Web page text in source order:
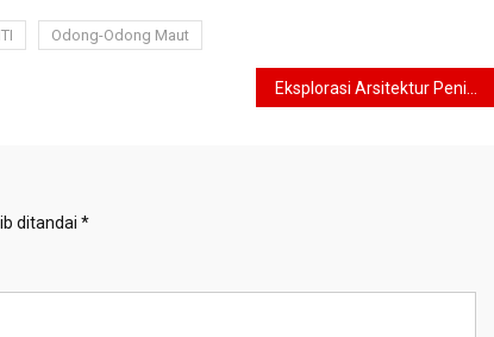
Odong-Odong Maut
ditandai *